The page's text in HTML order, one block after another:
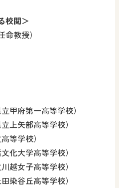
校閲＞
教授）
甲府第一高等学校）
上矢部高等学校）
等学校）
化大学高等学校）
越女子高等学校）
染谷丘高等学校）